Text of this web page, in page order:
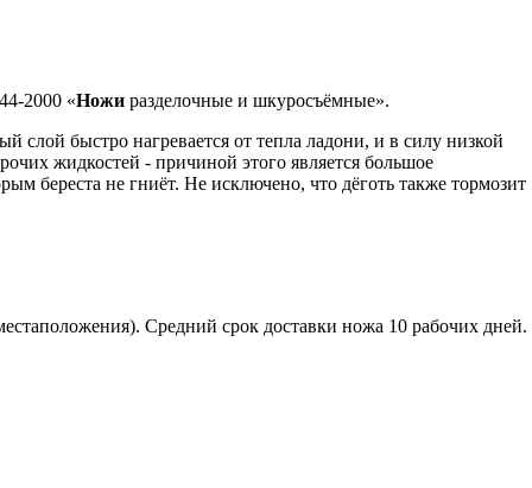
2000 «Ножи разделочные и шкуросъёмные».
слой быстро нагревается от тепла ладони, и в силу низкой
жидкостей - причиной этого является большое
береста не гниёт. Не исключено, что дёготь также тормозит
Средний срок доставки ножа 10 рабочих дней.